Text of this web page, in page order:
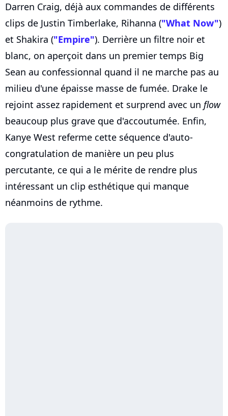
Darren Craig, déjà aux commandes de différents
clips de Justin Timberlake, Rihanna ("What Now")
et Shakira ("Empire"). Derrière un filtre noir et
blanc, on aperçoit dans un premier temps Big
Sean au confessionnal quand il ne marche pas au
milieu d'une épaisse masse de fumée. Drake le
rejoint assez rapidement et surprend avec un flow
beaucoup plus grave que d'accoutumée. Enfin,
Kanye West referme cette séquence d'auto-
congratulation de manière un peu plus
percutante, ce qui a le mérite de rendre plus
intéressant un clip esthétique qui manque
néanmoins de rythme.